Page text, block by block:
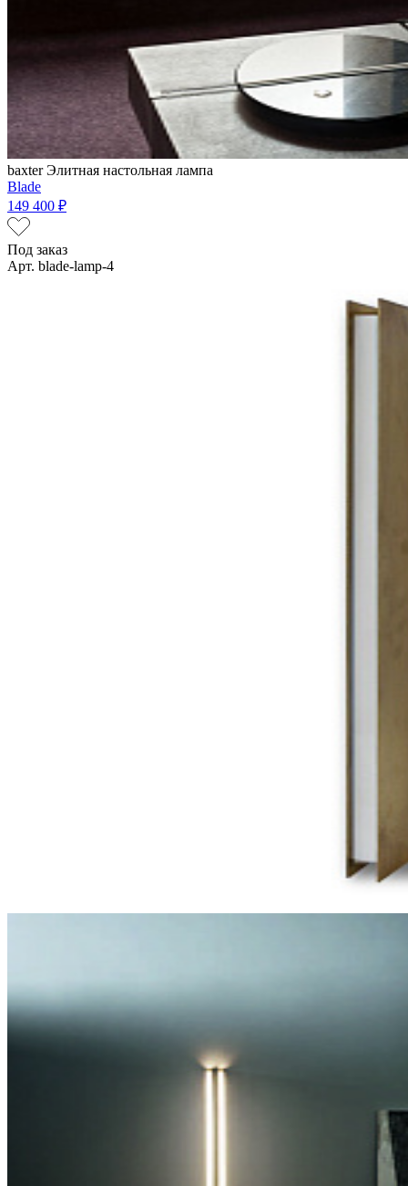
baxterЭлитная настольная лампа
Blade
149 400 ₽
Под заказ
Арт. blade-lamp-4